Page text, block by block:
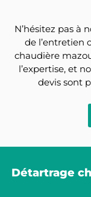
N’hésitez pas à
de l’entretien
chaudière
l’expertise, et
devis sont
Détartrage